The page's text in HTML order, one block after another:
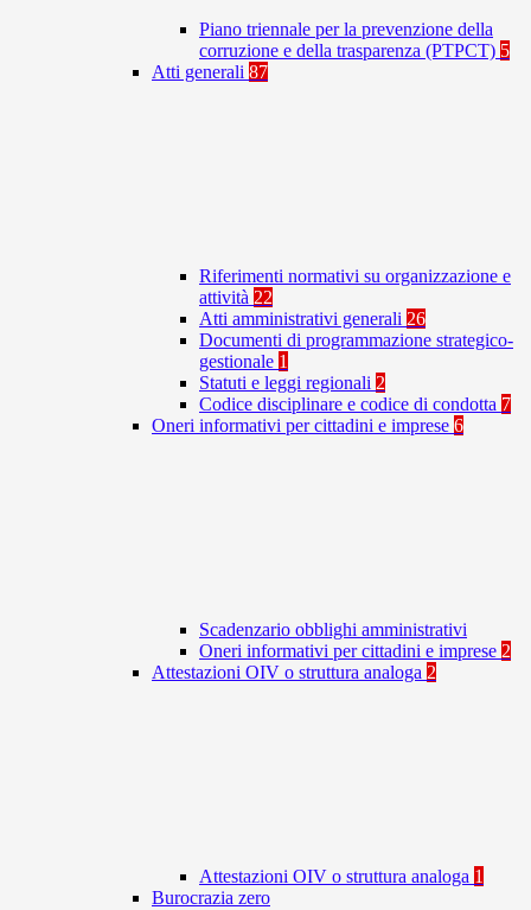
Piano triennale per la prevenzione della
corruzione e della trasparenza (PTPCT) 5
Atti generali 87
Riferimenti normativi su organizzazione e
attività 22
Atti amministrativi generali 26
Documenti di programmazione strategico-
gestionale 1
Statuti e leggi regionali 2
Codice disciplinare e codice di condotta 7
Oneri informativi per cittadini e imprese 6
Scadenzario obblighi amministrativi
Oneri informativi per cittadini e imprese 2
Attestazioni OIV o struttura analoga 2
Attestazioni OIV o struttura analoga 1
Burocrazia zero